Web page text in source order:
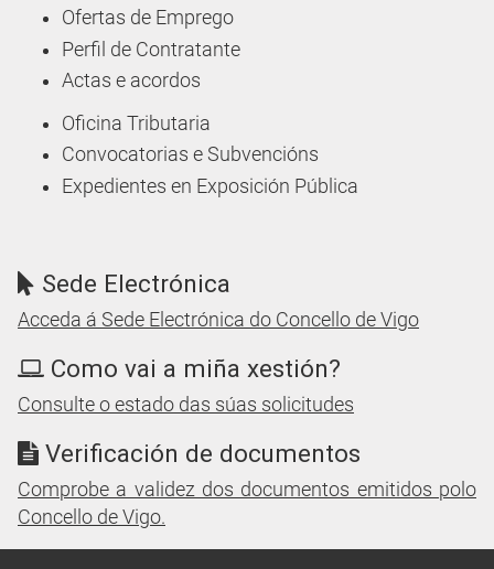
Ofertas de Emprego
Perfil de Contratante
Actas e acordos
Oficina Tributaria
Convocatorias e Subvencións
Expedientes en Exposición Pública
Sede Electrónica
Acceda á Sede Electrónica do Concello de Vigo
Como vai a miña xestión?
Consulte o estado das súas solicitudes
Verificación de documentos
Comprobe a validez dos documentos emitidos polo
Concello de Vigo.